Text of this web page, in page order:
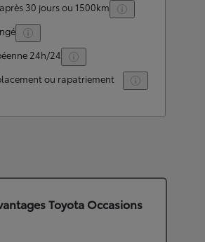
30 jours ou 1500km
24h/24
ou rapatriement
Toyota Occasions